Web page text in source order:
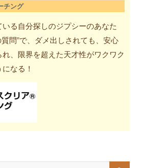
チング
る自分探しのジプシーのあなた
問”で、ダメ出しされても、安心
れ、限界を超えた天才性がワクワク
なる！